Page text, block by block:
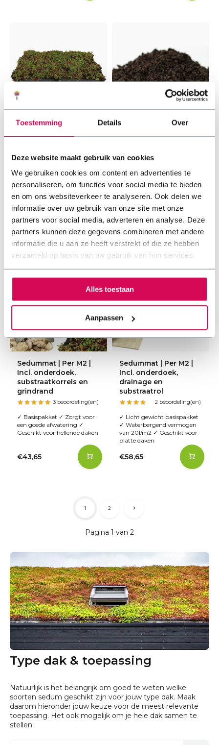
Toestemming Details Over
Deze website maakt gebruik van cookies
We gebruiken cookies om content en advertenties te
personaliseren, om functies voor social media te bieden
en om ons websiteverkeer te analyseren. Ook delen we
informatie over uw gebruik van onze site met onze
partners voor social media, adverteren en analyse. Deze
partners kunnen deze gegevens combineren met andere
informatie die u aan ze heeft verstrekt of die ze hebben
verzameld op basis van uw gebruik van hun services.
Alles toestaan
Aanpassen
10 beoordeling(en)
✓ Absorbeert regenwater ✓
omgevingstemperatuur ✓
Vermindert omgevingsgeluid
€61,75
✓ Minder onkruid ✓ Geschikt
Onderhoudsarm
€5,85
Sedummat | Per M2 |
Incl. onderdoek,
substraatkorrels en
grindrand
3 beoordeling(en)
✓ Basispakket ✓ Zorgt voor
een goede afwatering ✓
Geschikt voor hellende daken
€43,65
Sedummat | Per M2 |
Incl. onderdoek,
drainage en
substraatrol
2 beoordeling(en)
✓ Licht gewicht basispakket
✓ Waterbergend vermogen
van 20l/m2 ✓ Geschikt voor
platte daken
€58,65
Pagina 1 van 2
1 2
Type dak & toepassing
Natuurlijk is het belangrijk om goed te weten welke
soorten sedum geschikt zijn voor jouw type dak. Maak
daarom hieronder jouw keuze voor de meest relevante
toepassing. Het ook mogelijk om je hele dak samen te
stellen.